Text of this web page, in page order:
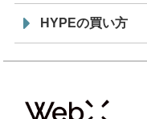
HYPEの買い方